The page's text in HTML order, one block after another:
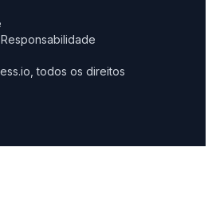
todos os direitos